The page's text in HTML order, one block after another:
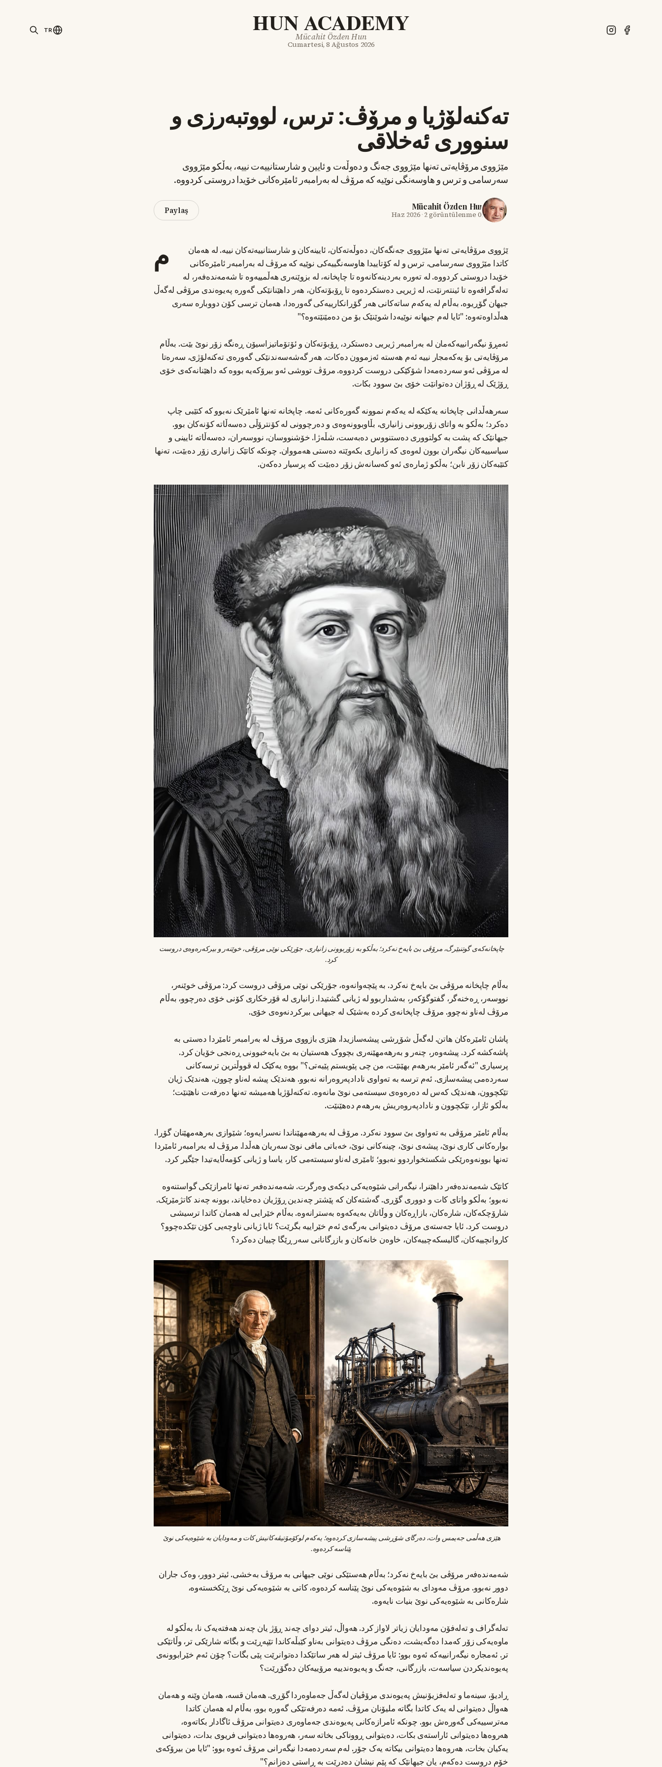
HUN ACADEMY
Mücahit Özden Hun
Cumartesi, 8 Ağustos 2026
TR
تەکنەلۆژیا و مرۆڤ: ترس، لووتبەرزی و
سنووری ئەخلاقی
مێژووی مرۆڤایەتی تەنها مێژووی جەنگ و دەوڵەت و ئایین و شارستانییەت نییە، بەڵکو مێژووی
سەرسامی و ترس و هاوسەنگی نوێیە کە مرۆڤ لە بەرامبەر ئامێرەکانی خۆیدا دروستی کردووە.
Mücahit Özden Hun
09 Haz 2026
· 2 görüntülenme
Paylaş
م
ێژووی مرۆڤایەتی تەنها مێژووی جەنگەکان، دەوڵەتەکان، ئایینەکان و شارستانییەتەکان نییە. لە هەمان
کاتدا مێژووی سەرسامی، ترس و لە کۆتاییدا هاوسەنگییەکی نوێیە کە مرۆڤ لە بەرامبەر ئامێرەکانی
خۆیدا دروستی کردووە. لە تەورە بەردینەکانەوە تا چاپخانە، لە بزوێنەری هەڵمییەوە تا شەمەندەفەر، لە
تەلەگرافەوە تا ئینتەرنێت، لە ژیریی دەستکردەوە تا ڕۆبۆتەکان، هەر داهێنانێکی گەورە پەیوەندی مرۆڤی لەگەڵ
جیهان گۆڕیوە. بەڵام لە یەکەم ساتەکانی هەر گۆڕانکارییەکی گەورەدا، هەمان ترسی کۆن دووبارە سەری
هەڵداوەتەوە: "ئایا لەم جیهانە نوێیەدا شوێنێک بۆ من دەمێنێتەوە؟"
ئەمڕۆ نیگەرانییەکەمان لە بەرامبەر ژیریی دەستکرد، ڕۆبۆتەکان و ئۆتۆماتیزاسیۆن ڕەنگە زۆر نوێ بێت. بەڵام
مرۆڤایەتی بۆ یەکەمجار نییە ئەم هەستە ئەزموون دەکات. هەر گەشەسەندنێکی گەورەی تەکنەلۆژی، سەرەتا
لە مرۆڤی ئەو سەردەمەدا شۆکێکی دروست کردووە. مرۆڤ تووشی ئەو بیرۆکەیە بووە کە داهێنانەکەی خۆی
ڕۆژێک لە ڕۆژان دەتوانێت خۆی بێ سوود بکات.
سەرهەڵدانی چاپخانە یەکێکە لە یەکەم نموونە گەورەکانی ئەمە. چاپخانە تەنها ئامێرێک نەبوو کە کتێبی چاپ
دەکرد؛ بەڵکو بە واتای زۆربوونی زانیاری، بڵاوبوونەوەی و دەرچوونی لە کۆنترۆڵی دەسەڵاتە کۆنەکان بوو.
جیهانێک کە پشت بە کولتووری دەستنووس دەبەست، شڵەژا. خۆشنووسان، نووسەران، دەسەڵاتە ئایینی و
سیاسییەکان نیگەران بوون لەوەی کە زانیاری بکەوێتە دەستی هەمووان. چونکە کاتێک زانیاری زۆر دەبێت، تەنها
کتێبەکان زۆر نابن؛ بەڵکو ژمارەی ئەو کەسانەش زۆر دەبێت کە پرسیار دەکەن.
کرد.
بەڵام چاپخانە مرۆڤی بێ بایەخ نەکرد. بە پێچەوانەوە، جۆرێکی نوێی مرۆڤی دروست کرد: مرۆڤی خوێنەر،
نووسەر، ڕەخنەگر، گفتوگۆکەر، بەشداربوو لە ژیانی گشتیدا. زانیاری لە قۆرخکاری کۆنی خۆی دەرچوو، بەڵام
مرۆڤ لەناو نەچوو. مرۆڤ چاپخانەی کردە بەشێک لە جیهانی بیرکردنەوەی خۆی.
پاشان ئامێرەکان هاتن. لەگەڵ شۆڕشی پیشەسازیدا، هێزی بازووی مرۆڤ لە بەرامبەر ئامێردا دەستی بە
پاشەکشە کرد. پیشەوەر، چنەر و بەرهەمهێنەری بچووک هەستیان بە بێ بایەخبوونی ڕەنجی خۆیان کرد.
پرسیاری "ئەگەر ئامێر بەرهەم بهێنێت، من چی پێویستم پێیەتی؟" بووە یەکێک لە قووڵترین ترسەکانی
سەردەمی پیشەسازی. ئەم ترسە بە تەواوی نادادپەروەرانە نەبوو. هەندێک پیشە لەناو چوون، هەندێک ژیان
تێکچوون، هەندێک کەس لە دەرەوەی سیستەمی نوێ مانەوە. تەکنەلۆژیا هەمیشە تەنها دەرفەت ناهێنێت؛
بەڵکو ئازار، تێکچوون و نادادپەروەریش بەرهەم دەهێنێت.
بەڵام ئامێر مرۆڤی بە تەواوی بێ سوود نەکرد. مرۆڤ لە بەرهەمهێناندا نەسرایەوە؛ شێوازی بەرهەمهێنان گۆڕا.
بوارەکانی کاری نوێ، پیشەی نوێ، چینەکانی نوێ، خەباتی مافی نوێ سەریان هەڵدا. مرۆڤ لە بەرامبەر ئامێردا
تەنها بوونەوەرێکی شکستخواردوو نەبوو؛ ئامێری لەناو سیستەمی کار، یاسا و ژیانی کۆمەڵایەتیدا جێگیر کرد.
کاتێک شەمەندەفەر داهێنرا، نیگەرانی شێوەیەکی دیکەی وەرگرت. شەمەندەفەر تەنها ئامرازێکی گواستنەوە
نەبوو؛ بەڵکو واتای کات و دووری گۆڕی. گەشتەکان کە پێشتر چەندین ڕۆژیان دەخایاند، بوونە چەند کاتژمێرێک.
شارۆچکەکان، شارەکان، بازاڕەکان و وڵاتان بەیەکەوە بەسترانەوە. بەڵام خێرایی لە هەمان کاتدا ترسیشی
دروست کرد. ئایا جەستەی مرۆڤ دەیتوانی بەرگەی ئەم خێراییە بگرێت؟ ئایا ژیانی ناوچەیی کۆن تێکدەچوو؟
کاروانچییەکان، گالیسکەچییەکان، خاوەن خانەکان و بازرگانانی سەر ڕێگا چییان دەکرد؟
پێناسە کردەوە.
شەمەندەفەر مرۆڤی بێ بایەخ نەکرد؛ بەڵام هەستێکی نوێی جیهانی بە مرۆڤ بەخشی. ئیتر دوور، وەک جاران
دوور نەبوو. مرۆڤ مەودای بە شێوەیەکی نوێ پێناسە کردەوە، کاتی بە شێوەیەکی نوێ ڕێکخستەوە،
شارەکانی بە شێوەیەکی نوێ بنیات نایەوە.
تەلەگراف و تەلەفۆن مەودایان زیاتر لاواز کرد. هەواڵ، ئیتر دوای چەند ڕۆژ یان چەند هەفتەیەک نا، بەڵکو لە
ماوەیەکی زۆر کەمدا دەگەیشت. دەنگی مرۆڤ دەیتوانی بەناو کێبڵەکاندا تێپەڕێت و بگاتە شارێکی تر، وڵاتێکی
تر. ئەمجارە نیگەرانییەکە ئەوە بوو: ئایا مرۆڤ ئیتر لە هەر ساتێکدا دەتوانرێت پێی بگات؟ چۆن ئەم خێرابوونەی
پەیوەندیکردن سیاسەت، بازرگانی، جەنگ و پەیوەندییە مرۆییەکان دەگۆڕێت؟
ڕادیۆ، سینەما و تەلەفزیۆنیش پەیوەندی مرۆڤیان لەگەڵ جەماوەردا گۆڕی. هەمان قسە، هەمان وێنە و هەمان
هەواڵ دەیتوانی لە یەک کاتدا بگاتە ملیۆنان مرۆڤ. ئەمە دەرفەتێکی گەورە بوو، بەڵام لە هەمان کاتدا
مەترسییەکی گەورەش بوو. چونکە ئامرازەکانی پەیوەندی جەماوەری دەیتوانی مرۆڤ ئاگادار بکاتەوە،
هەروەها دەیتوانی ئاراستەی بکات، دەیتوانی ڕووناکی بخاتە سەر، هەروەها دەیتوانی فریوی بدات، دەیتوانی
یەکیان بخات، هەروەها دەیتوانی بیکاتە یەک جۆر. لەم سەردەمەدا نیگەرانی مرۆڤ ئەوە بوو: "ئایا من بیرۆکەی
خۆم دروست دەکەم، یان جیهانێک کە پێم نیشان دەدرێت بە ڕاستی دەزانم؟"